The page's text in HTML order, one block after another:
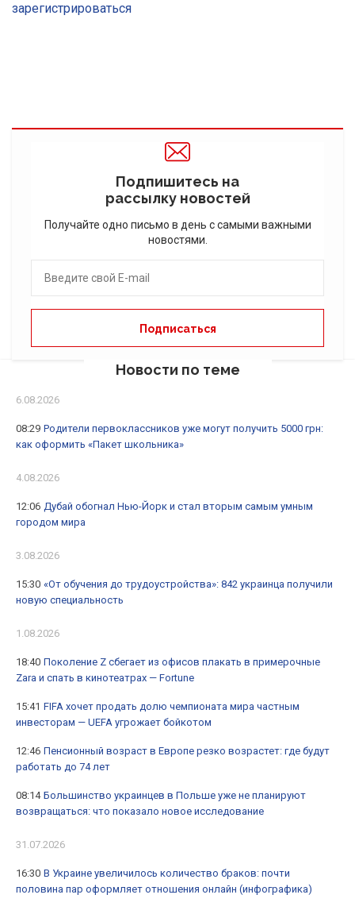
зарегистрироваться
Подпишитесь на
рассылку новостей
Получайте одно письмо в день с самыми важными
новостями.
Новости по теме
6.08.2026
08:29 Родители первоклассников уже могут получить 5000 грн:
как оформить «Пакет школьника»
4.08.2026
12:06 Дубай обогнал Нью-Йорк и стал вторым самым умным
городом мира
3.08.2026
15:30 «От обучения до трудоустройства»: 842 украинца получили
новую специальность
1.08.2026
18:40 Поколение Z сбегает из офисов плакать в примерочные
Zara и спать в кинотеатрах — Fortune
15:41 FIFA хочет продать долю чемпионата мира частным
инвесторам — UEFA угрожает бойкотом
12:46 Пенсионный возраст в Европе резко возрастет: где будут
работать до 74 лет
08:14 Большинство украинцев в Польше уже не планируют
возвращаться: что показало новое исследование
31.07.2026
16:30 В Украине увеличилось количество браков: почти
половина пар оформляет отношения онлайн (инфографика)